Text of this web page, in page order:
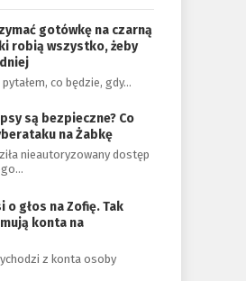
gotówkę na czarną
robią wszystko, żeby
co będzie, gdy…
są bezpieczne? Co
na Żabkę
nieautoryzowany dostęp
o głos na Zofię. Tak
konta na
z konta osoby